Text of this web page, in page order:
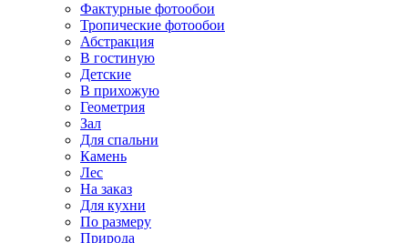
Фактурные фотообои
Тропические фотообои
Абстракция
В гостиную
Детские
В прихожую
Геометрия
Зал
Для спальни
Камень
Лес
На заказ
Для кухни
По размеру
Природа